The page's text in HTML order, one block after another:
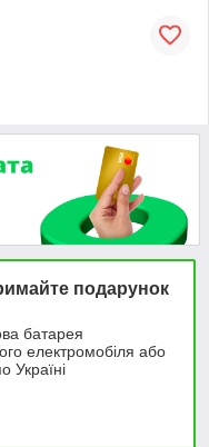
подарунок
батарея
електромобіля або
Україні